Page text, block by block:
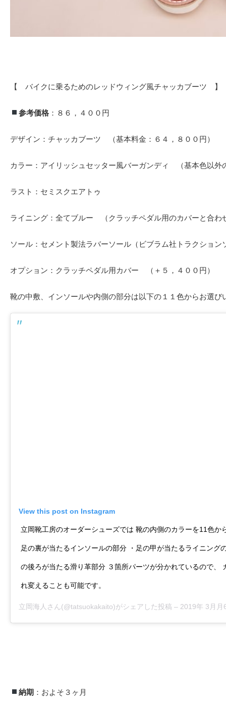
【 バイクに乗るためのレッドウィング風チャッカブーツ 】
参考価格 ：８６，４００円
デザイン：チャッカブーツ （基本料金：６４，８００円）
カラー：アイリッシュセッター風バーガンディ （基本色以
ラスト：セミスクエアトゥ
ライニング：全てブルー （クラッチペダル用のカバーと合わ
ソール：セメント製法ラバーソール（ビブラム社トラクショ
オプション：クラッチペダル用カバー （＋５，４００円）
靴の中敷、インソールや内側の部分は以下の１１色からお選
View this post on Instagram
立岡靴工房のオーダーシューズでは 靴の内側のカラーを11色か
足の裏が当たるインソールの部分 ・足の甲が当たるライニング
の後ろが当たる滑り革部分 ３箇所パーツが分かれているので、
れ変えることも可能です。
立岡海人 さん(@tatsuokakaito)がシェアした投稿 – 2019年 3月月6
納期 ：およそ３ヶ月